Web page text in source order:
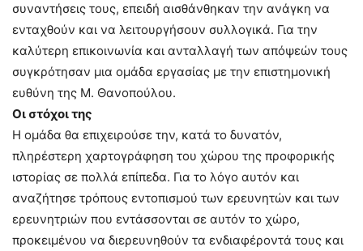
συναντήσεις τους, επειδή αισθάνθηκαν την ανάγκη να
ενταχθούν και να λειτουργήσουν συλλογικά. Για την
καλύτερη επικοινωνία και ανταλλαγή των απόψεών τους
συγκρότησαν μια ομάδα εργασίας με την επιστημονική
ευθύνη της Μ. Θανοπούλου.
Οι στόχοι της
Η ομάδα θα επιχειρούσε την, κατά το δυνατόν,
πληρέστερη χαρτογράφηση του χώρου της προφορικής
ιστορίας σε πολλά επίπεδα. Για το λόγο αυτόν και
αναζήτησε τρόπους εντοπισμού των ερευνητών και των
ερευνητριών που εντάσσονται σε αυτόν το χώρο,
προκειμένου να διερευνηθούν τα ενδιαφέροντά τους και